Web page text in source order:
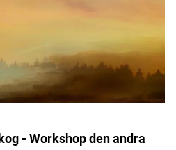
- Workshop den andra